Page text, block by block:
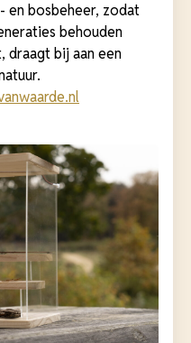
en bosbeheer, zodat
behouden
draagt bij aan een